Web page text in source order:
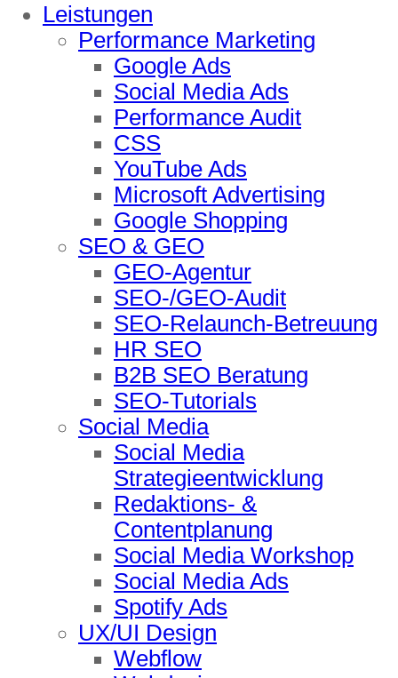
Leistungen
Performance Marketing
Google Ads
Social Media Ads
Performance Audit
CSS
YouTube Ads
Microsoft Advertising
Google Shopping
SEO & GEO
GEO-Agentur
SEO-/GEO-Audit
SEO-Relaunch-Betreuung
HR SEO
B2B SEO Beratung
SEO-Tutorials
Social Media
Social Media
Strategieentwicklung
Redaktions- &
Contentplanung
Social Media Workshop
Social Media Ads
Spotify Ads
UX/UI Design
Webflow